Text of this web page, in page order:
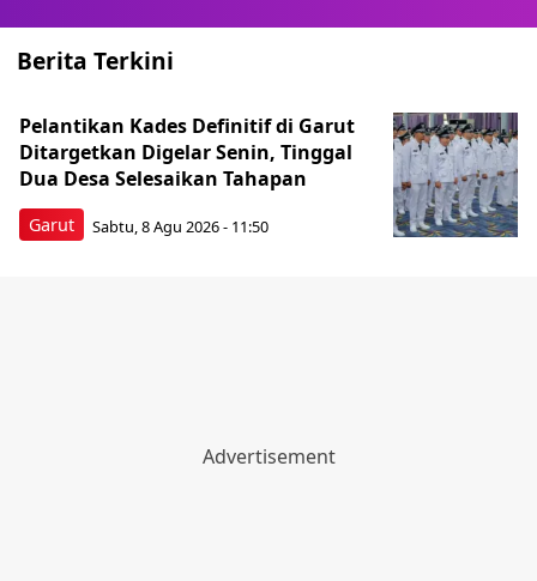
Berita Terkini
Garut
Pelantikan Kades Definitif di Garut
Ditargetkan Digelar Senin, Tinggal
Dua Desa Selesaikan Tahapan
Sabtu, 8 Agu 2026 - 11:50